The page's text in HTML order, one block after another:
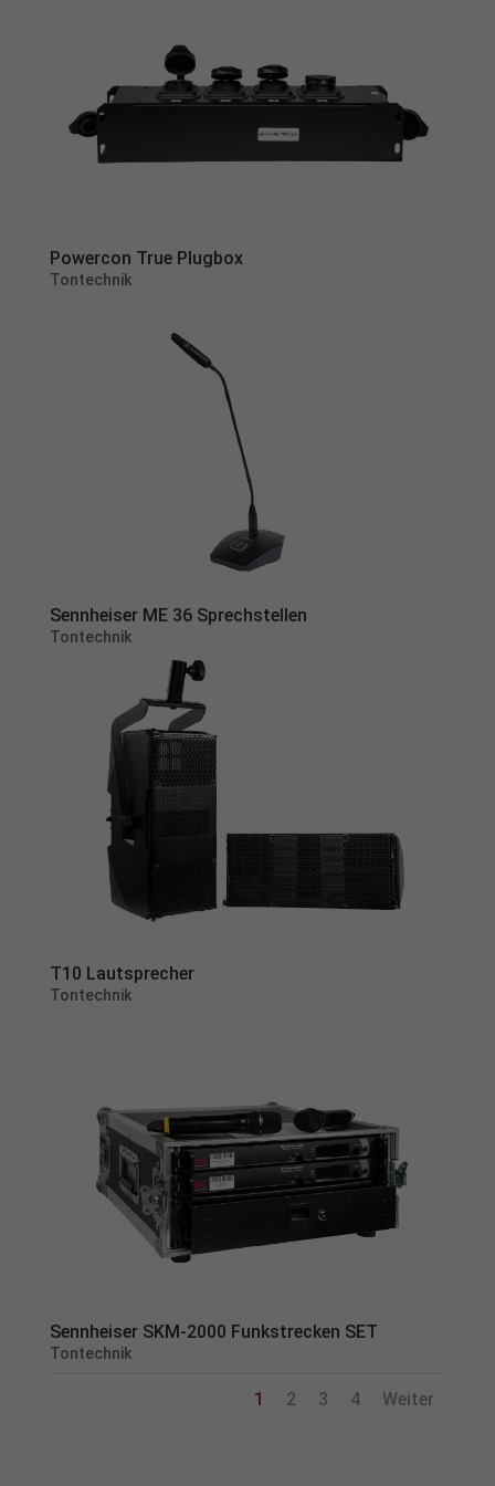
Powercon True Plugbox
Tontechnik
Sennheiser ME 36 Sprechstellen
Tontechnik
T10 Lautsprecher
Tontechnik
Sennheiser SKM-2000 Funkstrecken SET
Tontechnik
1 2 3 4 Weiter
powered by Borlabs Cookie